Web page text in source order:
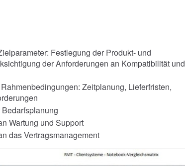
Festlegung der Produkt- und
der Anforderungen an Kompatibilität und
Zeitplanung, Lieferfristen,
Wartung und Support
das Vertragsmanagement